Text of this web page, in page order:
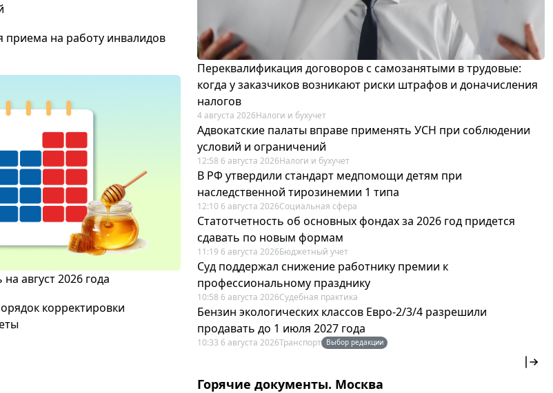
на работу инвалидов
август 2026 года
корректировки
Переквалификация договоров с самозанятыми в трудовые:
когда у заказчиков возникают риски штрафов и доначисления
налогов
4 августа 2026Налоги и бухучет
Адвокатские палаты вправе применять УСН при соблюдении
условий и ограничений
12:58 6 августа 2026Налоги и бухучет
В РФ утвердили стандарт медпомощи детям при
наследственной тирозинемии 1 типа
12:10 6 августа 2026Социальная сфера
Статотчетность об основных фондах за 2026 год придется
сдавать по новым формам
11:19 6 августа 2026Бюджетный учет
Суд поддержал снижение работнику премии к
профессиональному празднику
10:58 6 августа 2026Судебная практика
Бензин экологических классов Евро-2/3/4 разрешили
продавать до 1 июля 2027 года
10:33 6 августа 2026Транспорт Выбор редакции
Горячие документы. Москва